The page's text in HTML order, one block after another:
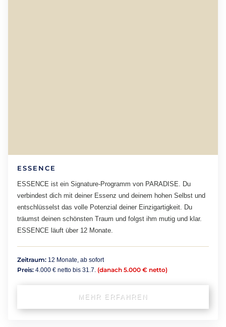
ESSENCE
ESSENCE ist ein Signature-Programm von PARADISE. Du
verbindest dich mit deiner Essenz und deinem hohen Selbst und
entschlüsselst das volle Potenzial deiner Einzigartigkeit. Du
träumst deinen schönsten Traum und folgst ihm mutig und klar.
ESSENCE läuft über 12 Monate.
Zeitraum: 12 Monate, ab sofort
Preis: 4.000 € netto bis 31.7. (danach 5.000 € netto)
MEHR ERFAHREN